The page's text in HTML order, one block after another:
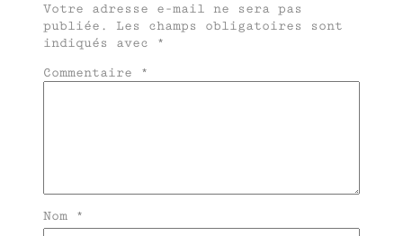
Votre adresse e-mail ne sera pas
publiée.
Les champs obligatoires sont
indiqués avec
*
Commentaire
*
Nom *